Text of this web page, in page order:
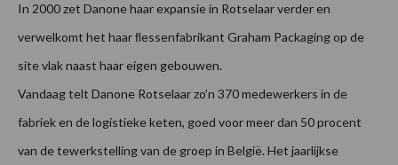
In 2000 zet Danone haar expansie in Rotselaar verder en
verwelkomt het haar ﬂessenfabrikant Graham Packaging op de
site vlak naast haar eigen gebouwen.
Vandaag telt Danone Rotselaar zo’n 370 medewerkers in de
fabriek en de logistieke keten, goed voor meer dan 50 procent
van de tewerkstelling van de groep in België. Het jaarlijkse